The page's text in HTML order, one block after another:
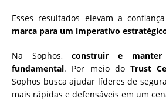
Esses resultados elevam a
marca para um imperativo
Na Sophos,construir e
fundamental. Por meio do Trust
Sophos busca ajudar líderes de
mais rápidas e defensáveis em um